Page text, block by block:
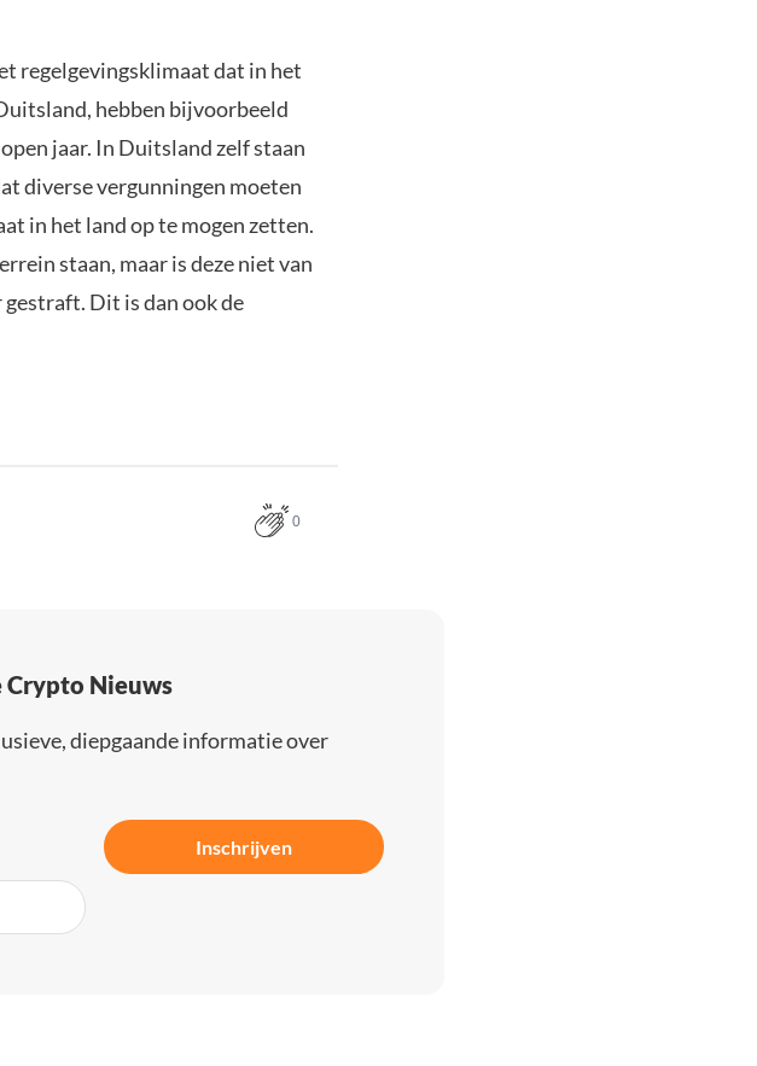
regelgevingsklimaat dat in het
hebben bijvoorbeeld
jaar. In Duitsland zelf staan
diverse vergunningen moeten
in het land op te mogen zetten.
staan, maar is deze niet van
Dit is dan ook de
0
Crypto Nieuws
diepgaande informatie over
Inschrijven